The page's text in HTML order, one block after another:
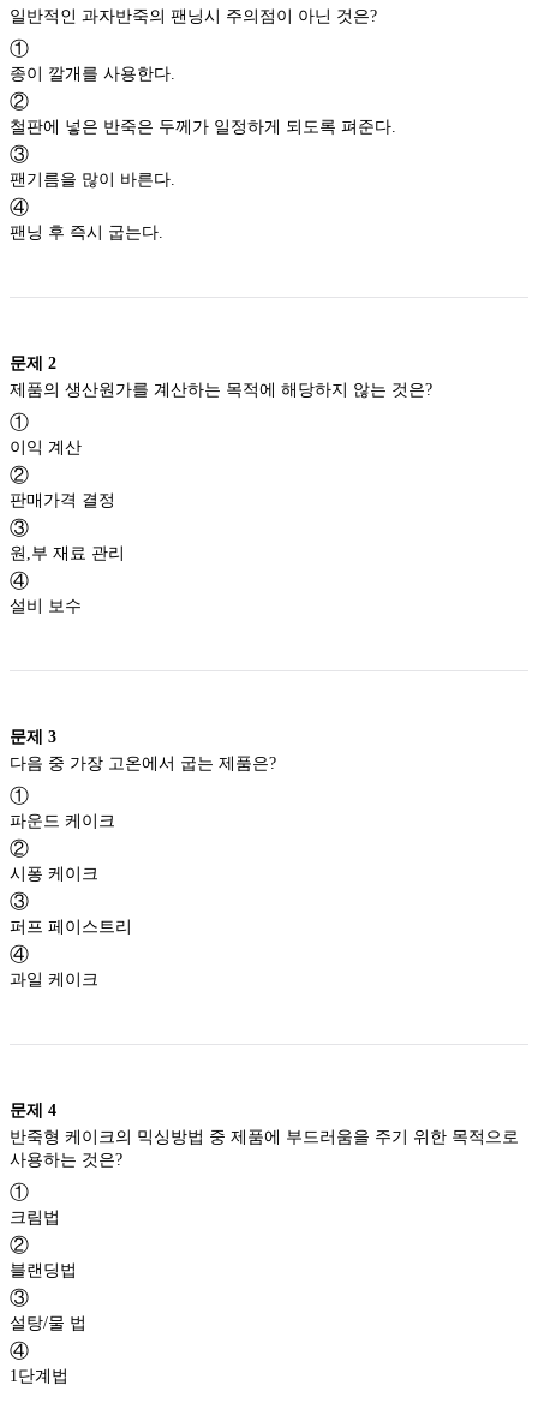
일반적인 과자반죽의 팬닝시 주의점이 아닌 것은?
①
종이 깔개를 사용한다.
②
철판에 넣은 반죽은 두께가 일정하게 되도록 펴준다.
③
팬기름을 많이 바른다.
④
팬닝 후 즉시 굽는다.
문제 2
제품의 생산원가를 계산하는 목적에 해당하지 않는 것은?
①
이익 계산
②
판매가격 결정
③
원,부 재료 관리
④
설비 보수
문제 3
다음 중 가장 고온에서 굽는 제품은?
①
파운드 케이크
②
시퐁 케이크
③
퍼프 페이스트리
④
과일 케이크
문제 4
반죽형 케이크의 믹싱방법 중 제품에 부드러움을 주기 위한 목적으로
사용하는 것은?
①
크림법
②
블랜딩법
③
설탕/물 법
④
1단계법